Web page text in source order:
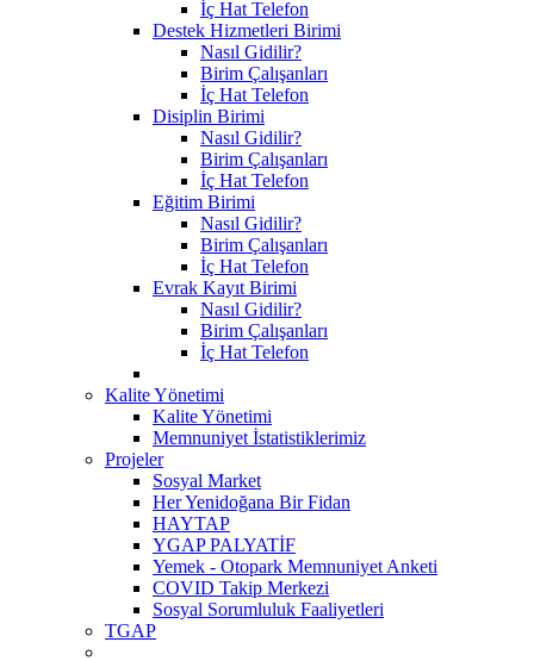
İç Hat Telefon
Destek Hizmetleri Birimi
Nasıl Gidilir?
Birim Çalışanları
İç Hat Telefon
Disiplin Birimi
Nasıl Gidilir?
Birim Çalışanları
İç Hat Telefon
Eğitim Birimi
Nasıl Gidilir?
Birim Çalışanları
İç Hat Telefon
Evrak Kayıt Birimi
Nasıl Gidilir?
Birim Çalışanları
İç Hat Telefon
Kalite Yönetimi
Kalite Yönetimi
Memnuniyet İstatistiklerimiz
Projeler
Sosyal Market
Her Yenidoğana Bir Fidan
HAYTAP
YGAP PALYATİF
Yemek - Otopark Memnuniyet Anketi
COVID Takip Merkezi
Sosyal Sorumluluk Faaliyetleri
TGAP